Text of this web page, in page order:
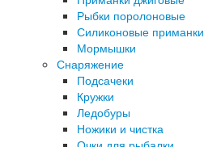
Рыбки поролоновые
Силиконовые приманки
Мормышки
Снаряжение
Подсачеки
Кружки
Ледобуры
Ножики и чистка